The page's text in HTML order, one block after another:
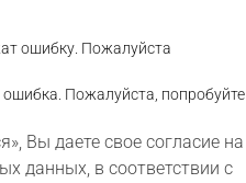
ошибку. Пожалуйста
Пожалуйста, попробуйте
Вы даете свое согласие на
данных, в соответствии с